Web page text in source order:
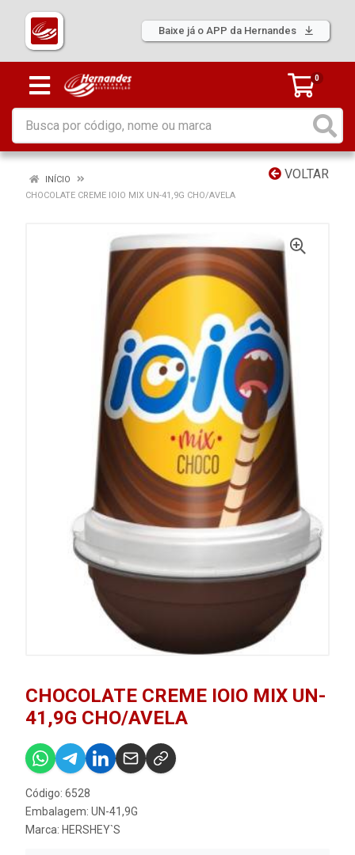
Baixe já o APP da Hernandes
0
VOLTAR
INÍCIO
CHOCOLATE CREME IOIO MIX UN-41,9G CHO/AVELA
CHOCOLATE CREME IOIO MIX UN-
41,9G CHO/AVELA
Código: 6528
Embalagem: UN-41,9G
Marca: HERSHEY`S